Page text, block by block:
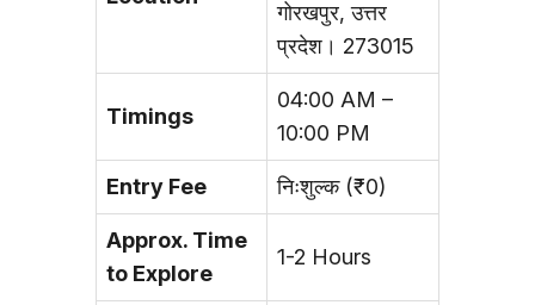
गोरखपुर, उत्तर
प्रदेश। 273015
Timings
04:00 AM –
10:00 PM
Entry Fee निःशुल्क (₹0)
Approx. Time
to Explore
1-2 Hours